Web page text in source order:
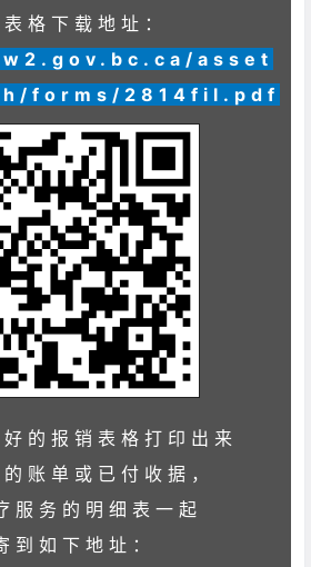
格下载地址：
asset
forms/2814fil.pdf
的报销表格打印出来
账单或已付收据，
服务的明细表一起
到如下地址：